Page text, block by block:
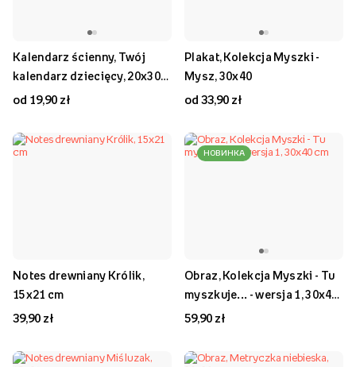
Kalendarz ścienny, Twój
kalendarz dziecięcy, 20x30-
A4 cm
od 19,90 zł
Plakat, Kolekcja Myszki -
Mysz, 30x40
od 33,90 zł
Notes drewniany Królik,
15x21 cm
39,90 zł
НОВИНКА
Obraz, Kolekcja Myszki - Tu
myszkuje... - wersja 1, 30x40
cm
59,90 zł